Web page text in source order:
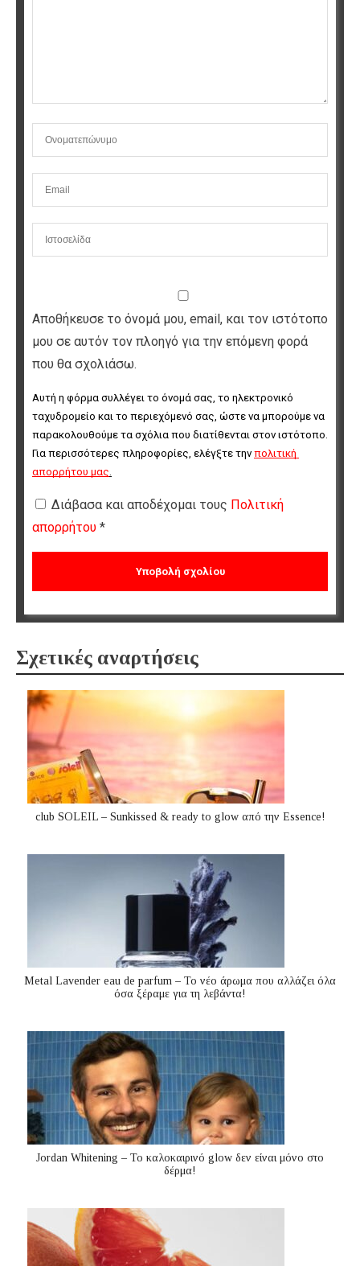
Αποθήκευσε το όνομά μου, email, και τον ιστότοπο
μου σε αυτόν τον πλοηγό για την επόμενη φορά
που θα σχολιάσω.
Αυτή η φόρμα συλλέγει το όνομά σας, το ηλεκτρονικό
ταχυδρομείο και το περιεχόμενό σας, ώστε να μπορούμε να
παρακολουθούμε τα σχόλια που διατίθενται στον ιστότοπο.
Για περισσότερες πληροφορίες, ελέγξτε την πολιτική
απορρήτου μας.
Διάβασα και αποδέχομαι τους Πολιτική
απορρήτου *
Σχετικές αναρτήσεις
club SOLEIL – Sunkissed & ready to glow από την Essence!
Metal Lavender eau de parfum – Το νέο άρωμα που αλλάζει όλα
όσα ξέραμε για τη λεβάντα!
Jordan Whitening – Το καλοκαιρινό glow δεν είναι μόνο στο
δέρμα!